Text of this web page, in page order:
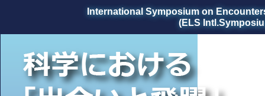
International Symposium on
(ELS